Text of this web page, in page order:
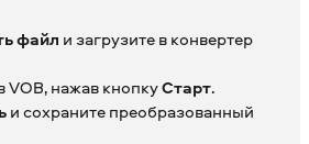
файл и загрузите в конвертер
VOB, нажав кнопкуСтарт.
и сохраните преобразованный